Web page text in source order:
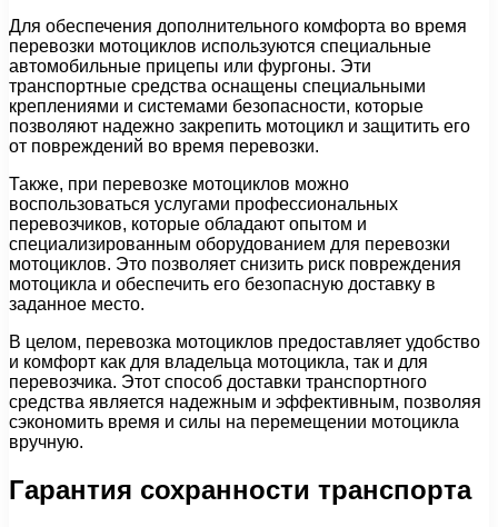
Для обеспечения дополнительного комфорта во время
перевозки мотоциклов используются специальные
автомобильные прицепы или фургоны. Эти
транспортные средства оснащены специальными
креплениями и системами безопасности, которые
позволяют надежно закрепить мотоцикл и защитить его
от повреждений во время перевозки.
Также, при перевозке мотоциклов можно
воспользоваться услугами профессиональных
перевозчиков, которые обладают опытом и
специализированным оборудованием для перевозки
мотоциклов. Это позволяет снизить риск повреждения
мотоцикла и обеспечить его безопасную доставку в
заданное место.
В целом, перевозка мотоциклов предоставляет удобство
и комфорт как для владельца мотоцикла, так и для
перевозчика. Этот способ доставки транспортного
средства является надежным и эффективным, позволяя
сэкономить время и силы на перемещении мотоцикла
вручную.
Гарантия сохранности транспорта